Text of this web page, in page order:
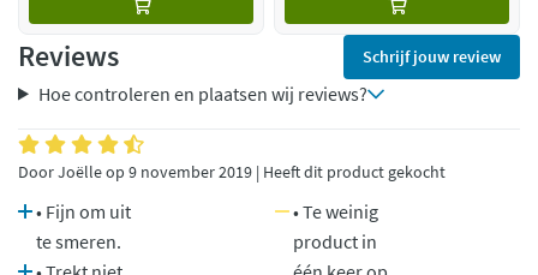
Reviews Schrijf jouw review
Hoe controleren en plaatsen wij reviews?
Door Joëlle op 9 november 2019 | Heeft dit product gekocht
• Fijn om uit
te smeren.
• Te weinig
product in